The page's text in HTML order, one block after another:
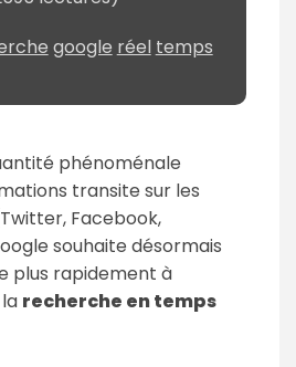
google réel temps
phénoménale
transite sur les
Facebook,
souhaite désormais
plus rapidement à
recherche en temps